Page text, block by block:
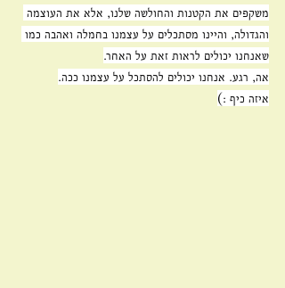
משקפים את הקטנות והחולשה שלנו, אלא את העוצמה
והגדולה, והיינו מסתכלים על עצמנו בחמלה ואהבה כמו
שאנחנו יכולים לראות זאת על האחר.
אה, רגע. אנחנו יכולים להסתכל על עצמנו ככה.
איזה כיף :)